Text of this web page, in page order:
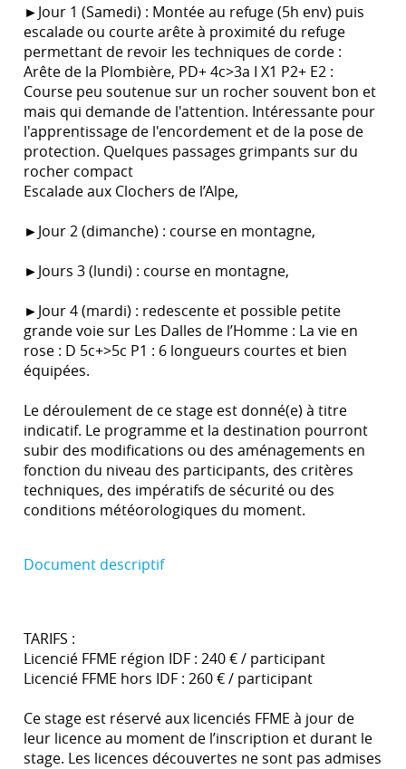
►Jour 1 (Samedi) : Montée au refuge (5h env) puis
escalade ou courte arête à proximité du refuge
permettant de revoir les techniques de corde :
Arête de la Plombière, PD+ 4c>3a I X1 P2+ E2 :
Course peu soutenue sur un rocher souvent bon et
mais qui demande de l'attention. Intéressante pour
l'apprentissage de l'encordement et de la pose de
protection. Quelques passages grimpants sur du
rocher compact
Escalade aux Clochers de l’Alpe,
►Jour 2 (dimanche) : course en montagne,
►Jours 3 (lundi) : course en montagne,
►Jour 4 (mardi) : redescente et possible petite
grande voie sur Les Dalles de l’Homme : La vie en
rose : D 5c+>5c P1 : 6 longueurs courtes et bien
équipées.
Le déroulement de ce stage est donné(e) à titre
indicatif. Le programme et la destination pourront
subir des modifications ou des aménagements en
fonction du niveau des participants, des critères
techniques, des impératifs de sécurité ou des
conditions météorologiques du moment.
Document descriptif
TARIFS :
Licencié FFME région IDF : 240 € / participant
Licencié FFME hors IDF : 260 € / participant
Ce stage est réservé aux licenciés FFME à jour de
leur licence au moment de l’inscription et durant le
stage. Les licences découvertes ne sont pas admises